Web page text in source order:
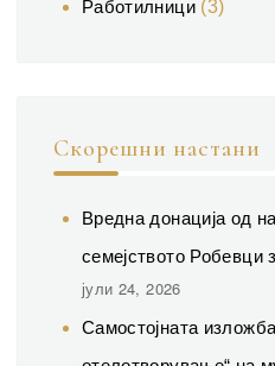
Работилници(3)
Скорешни настани
Вредна донација од
семејството Робевци
јули 24, 2026
Самостојната